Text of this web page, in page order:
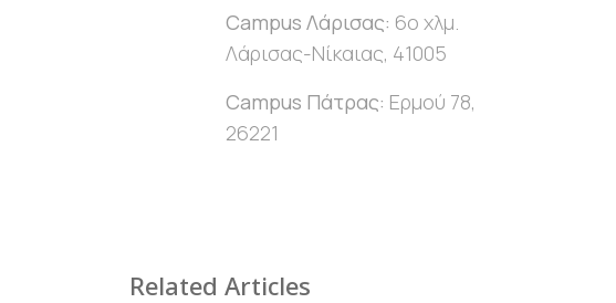
Campus Λάρισας: 6ο χλμ.
Λάρισας-Νίκαιας, 41005
Campus Πάτρας: Ερμού 78,
26221
Related Articles